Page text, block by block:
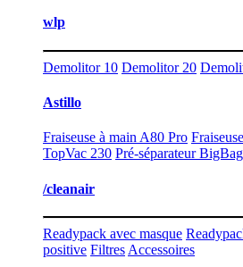
wlp
Demolitor 10 Demolitor 20
Astillo
Fraiseuse à main A80 Pro
TopVac 230 Pré-séparateur BigBag
/cleanair
Readypack avec masque
positive Filtres Accessoires